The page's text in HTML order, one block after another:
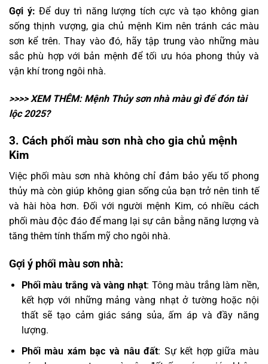
Gợi ý: Để duy trì năng lượng tích cực và tạo không gian
sống thịnh vượng, gia chủ mệnh Kim nên tránh các màu
sơn kể trên. Thay vào đó, hãy tập trung vào những màu
sắc phù hợp với bản mệnh để tối ưu hóa phong thủy và
vận khí trong ngôi nhà.
>>>> XEM THÊM: Mệnh Thủy sơn nhà màu gìđể đón tài
lộc 2025?
3. Cách phối màu sơn nhà cho gia chủ mệnh
Kim
Việc phối màu sơn nhà không chỉ đảm bảo yếu tố phong
thủy mà còn giúp không gian sống của bạn trở nên tinh tế
và hài hòa hơn. Đối với người mệnh Kim, có nhiều cách
phối màu độc đáo để mang lại sự cân bằng năng lượng và
tăng thêm tính thẩm mỹ cho ngôi nhà.
Gợi ý phối màu sơn nhà:
Phối màu trắng và vàng nhạt: Tông màu trắng làm nền,
kết hợp với những mảng vàng nhạt ở tường hoặc nội
thất sẽ tạo cảm giác sáng sủa, ấm áp và đầy năng
lượng.
Phối màu xám bạc và nâu đất: Sự kết hợp giữa màu